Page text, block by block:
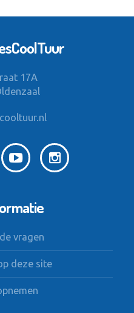
17A
vragen
deze site